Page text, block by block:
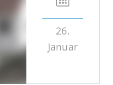
26.
Januar